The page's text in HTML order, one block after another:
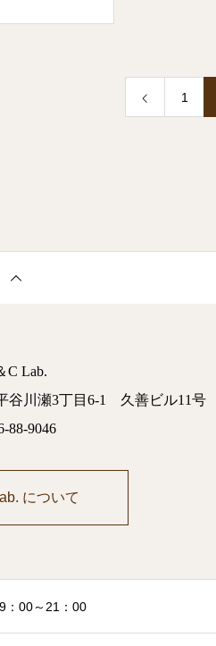
1
C Lab.
谷川瀬3丁目6-1 久善ビル11号
88-9046
について
：00～21：00